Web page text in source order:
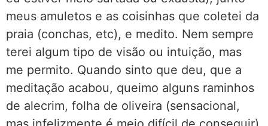
meus amuletos e as coisinhas que coletei da
praia (conchas, etc), e medito. Nem sempre
terei algum tipo de visão ou intuição, mas
me permito. Quando sinto que deu, que a
meditação acabou, queimo alguns raminhos
de alecrim, folha de oliveira (sensacional,